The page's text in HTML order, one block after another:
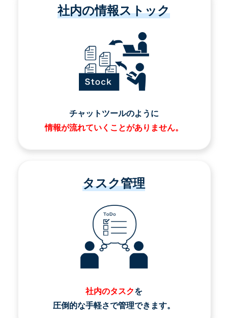
社内の情報ストック
チャットツールのように
情報が流れていくことがありません。
タスク管理
社内のタスクを
圧倒的な手軽さで管理できます。